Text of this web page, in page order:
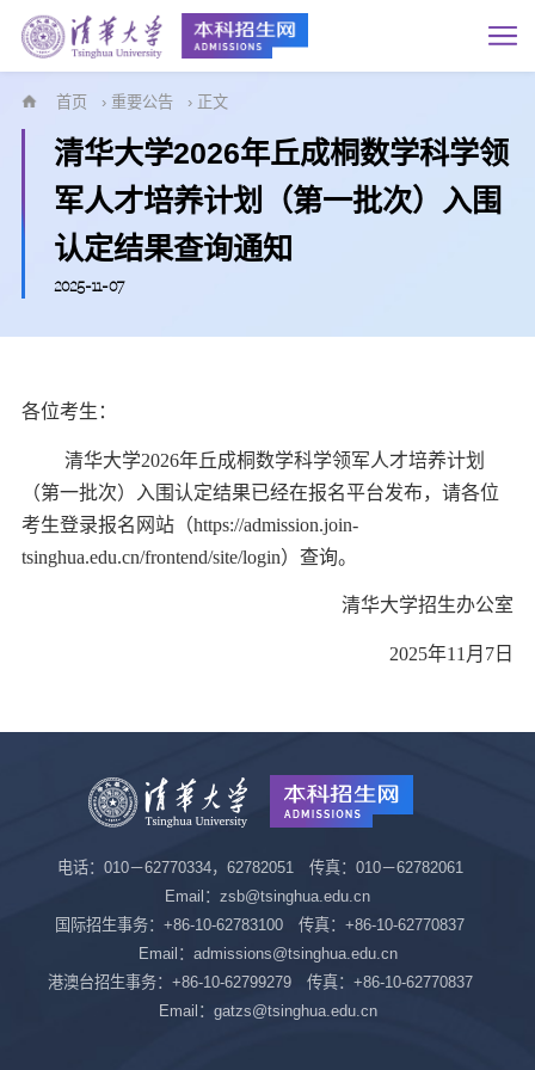
首页 › 重要公告 › 正文
清华大学2026年丘成桐数学科学领
军人才培养计划（第一批次）入围
认定结果查询通知
2025-11-07
各位考生：
清华大学2026年丘成桐数学科学领军人才培养计划
（第一批次）入围认定结果已经在报名平台发布，请各位
考生登录报名网站（https://admission.join-
tsinghua.edu.cn/frontend/site/login）查询。
清华大学招生办公室
2025年11月7日
电话：010－62770334，62782051 传真：010－62782061
Email：zsb@tsinghua.edu.cn
国际招生事务：+86-10-62783100 传真：+86-10-62770837
Email：admissions@tsinghua.edu.cn
港澳台招生事务：+86-10-62799279 传真：+86-10-62770837
Email：gatzs@tsinghua.edu.cn